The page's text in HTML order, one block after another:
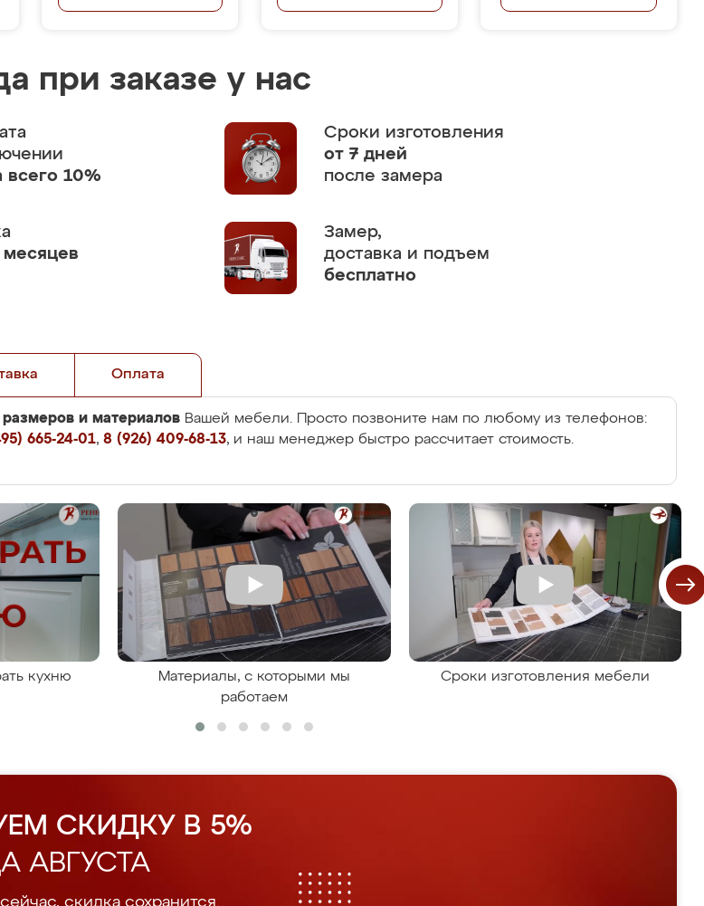
при заказе у нас
всего 10%
Сроки изготовления
от 7 дней
после замера
месяцев
Замер,
доставка и подъем
бесплатно
Оплата
размеров и материалов Вашей мебели. Просто позвоните нам по любому из телефонов:
665-24-01, 8 (926) 409-68-13, и наш менеджер быстро рассчитает стоимость.
кухню
Материалы, с которыми мы
работаем
Сроки изготовления мебели
СКИДКУ В 5%
АВГУСТА
скидка сохранится.